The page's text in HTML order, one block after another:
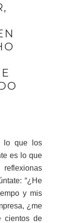
lo que los
es lo que
“¿He
y mis
¿me
cientos de